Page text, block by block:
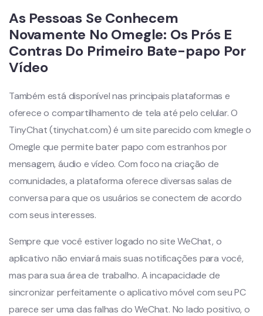
As Pessoas Se Conhecem
Novamente No Omegle: Os Prós E
Contras Do Primeiro Bate-papo Por
Vídeo
Também está disponível nas principais plataformas e
oferece o compartilhamento de tela até pelo celular. O
TinyChat (tinychat.com) é um site parecido com kmegle o
Omegle que permite bater papo com estranhos por
mensagem, áudio e vídeo. Com foco na criação de
comunidades, a plataforma oferece diversas salas de
conversa para que os usuários se conectem de acordo
com seus interesses.
Sempre que você estiver logado no site WeChat, o
aplicativo não enviará mais suas notificações para você,
mas para sua área de trabalho. A incapacidade de
sincronizar perfeitamente o aplicativo móvel com seu PC
parece ser uma das falhas do WeChat. No lado positivo, o